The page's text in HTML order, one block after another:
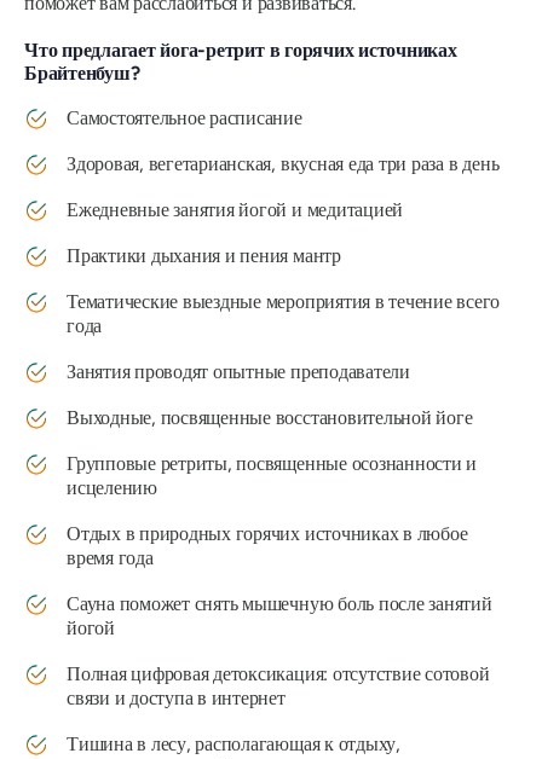
Что предлагает йога-ретрит в горячих источниках
Брайтенбуш?
Самостоятельное расписание
Здоровая, вегетарианская, вкусная еда три раза в день
Ежедневные занятия йогой и медитацией
Практики дыхания и пения мантр
Тематические выездные мероприятия в течение всего
года
Занятия проводят опытные преподаватели
Выходные, посвященные восстановительной йоге
Групповые ретриты, посвященные осознанности и
исцелению
Отдых в природных горячих источниках в любое
время года
Сауна поможет снять мышечную боль после занятий
йогой
Полная цифровая детоксикация: отсутствие сотовой
связи и доступа в интернет
Тишина в лесу, располагающая к отдыху,